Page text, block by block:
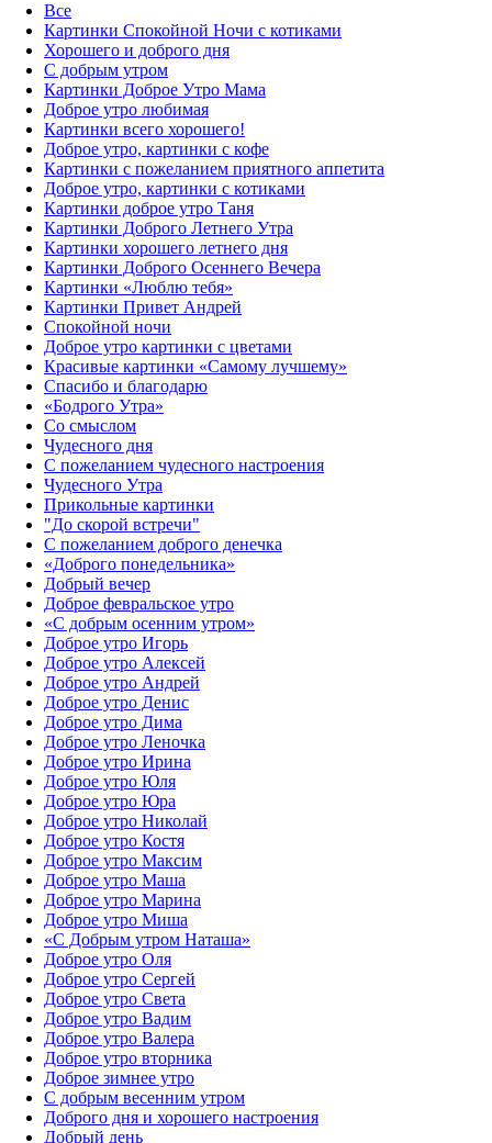
Все
Картинки Спокойной Ночи с котиками
Хорошего и доброго дня
С добрым утром
Картинки Доброе Утро Мама
Доброе утро любимая
Картинки всего хорошего!
Доброе утро, картинки с кофе
Картинки с пожеланием приятного аппетита
Доброе утро, картинки с котиками
Картинки доброе утро Таня
Картинки Доброго Летнего Утра
Картинки хорошего летнего дня
Картинки Доброго Осеннего Вечера
Картинки «Люблю тебя»
Картинки Привет Андрей
Спокойной ночи
Доброе утро картинки с цветами
Красивые картинки «Самому лучшему»
Спасибо и благодарю
«‎Бодрого Утра»‎
Со смыслом
Чудесного дня
С пожеланием чудесного настроения
Чудесного Утра
Прикольные картинки
"До скорой встречи"
С пожеланием доброго денечка
«Доброго понедельника»‎
Добрый вечер
Доброе февральское утро
«С добрым осенним утром»‎
Доброе утро Игорь
Доброе утро Алексей
Доброе утро Андрей
Доброе утро Денис
Доброе утро Дима
Доброе утро Леночка
Доброе утро Ирина
Доброе утро Юля
Доброе утро Юра
Доброе утро Николай
Доброе утро Костя
Доброе утро Максим
Доброе утро Маша
Доброе утро Марина
Доброе утро Миша
«С Добрым утром Наташа»
Доброе утро Оля
Доброе утро Сергей
Доброе утро Света
Доброе утро Вадим
Доброе утро Валера
Доброе утро вторника
Доброе зимнее утро
С добрым весенним утром
Доброго дня и хорошего настроения
Добрый день